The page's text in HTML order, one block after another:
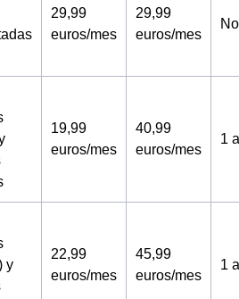
29,99
euros/mes
29,99
euros/mes
No
19,99
euros/mes
40,99
euros/mes
1
y
22,99
euros/mes
45,99
euros/mes
1